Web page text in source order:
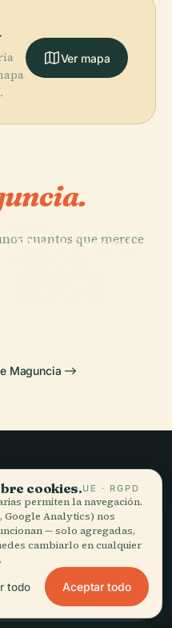
Ver mapa
cuantos que merece
Museo Central
Maguncia
cookies.UE · RGPD
permiten la navegación.
Google Analytics) nos
— solo agregadas,
cambiarlo en cualquier
todo Aceptar todo